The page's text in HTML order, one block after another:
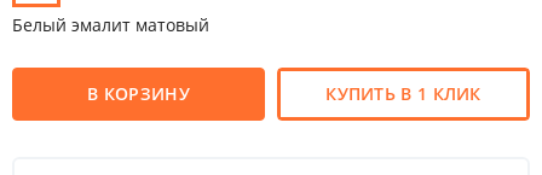
Белый эмалит матовый
В КОРЗИНУ КУПИТЬ В 1 КЛИК